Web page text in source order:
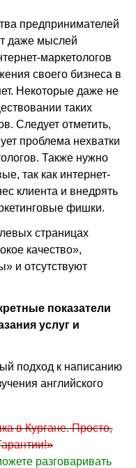
предпринимателей
даже мыслей
маркетологов
своего бизнеса в
Некоторые даже не
таких
Следует отметить,
проблема нехватки
Также нужно
так как интернет-
клиента и внедрять
фишки.
страницах
качество»,
и отсутствуют
показатели
услуг и
подход к написанию
английского
в Кургане. Просто,
разговаривать